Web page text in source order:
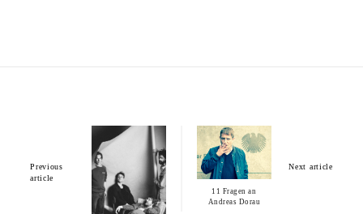
Previous
article
Next article
11 Fragen an
Andreas Dorau